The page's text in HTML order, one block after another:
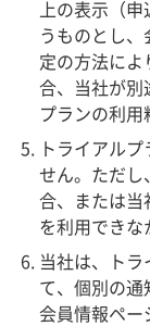
上の表示（
うものとし
定の方法によ
合、当社が別
プランの利用
トライアル
せん。ただし
合、または当
を利用できな
当社は、トラ
て、個別の通
会員情報ペー